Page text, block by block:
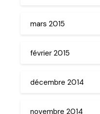
mars 2015
février 2015
décembre 2014
novembre 2014